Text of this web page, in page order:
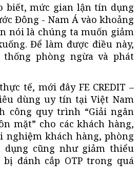
biết, mức gian lận tín dụng
Đông - Nam Á vào khoảng
nói là chúng ta muốn giảm
Để làm được điều này,
phòng ngừa và phát
tế, mới đây FE CREDIT –
dùng uy tín tại Việt Nam
công quy trình “Giải ngân
mặt” cho các khách hàng,
nghiệm khách hàng, phòng
dụng cũng như giảm thiểu
đánh cắp OTP trong quá